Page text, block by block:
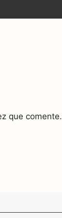
que comente.